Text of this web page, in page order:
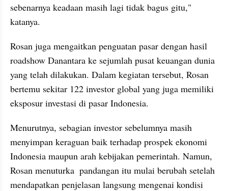
sebenarnya keadaan masih lagi tidak bagus gitu,"
katanya.
Rosan juga mengaitkan penguatan pasar dengan hasil
roadshow Danantara ke sejumlah pusat keuangan dunia
yang telah dilakukan. Dalam kegiatan tersebut, Rosan
bertemu sekitar 122 investor global yang juga memiliki
eksposur investasi di pasar Indonesia.
Menurutnya, sebagian investor sebelumnya masih
menyimpan keraguan baik terhadap prospek ekonomi
Indonesia maupun arah kebijakan pemerintah. Namun,
Rosan menuturka  pandangan itu mulai berubah setelah
mendapatkan penjelasan langsung mengenai kondisi